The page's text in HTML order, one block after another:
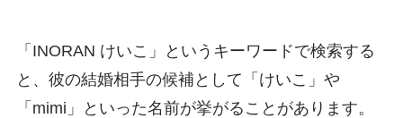
「INORAN けいこ」というキーワードで検索する
と、彼の結婚相手の候補として「けいこ」や
「mimi」といった名前が挙がることがあります。